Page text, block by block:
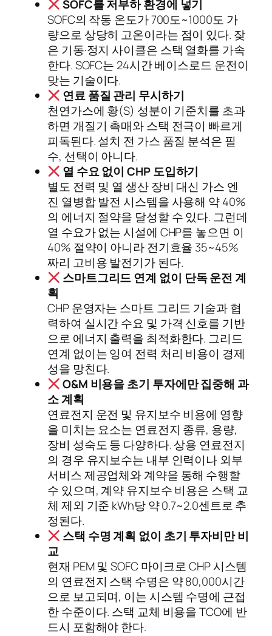
SOFC를 저부하 환경에 넣기
SOFC의 작동 온도가 700도~1000도 가
량으로 상당히 고온이라는 점이 있다. 잦
은 기동·정지 사이클은 스택 열화를 가속
한다. SOFC는 24시간 베이스로드 운전이
맞는 기술이다.
연료 품질 관리 무시하기
천연가스에 황(S) 성분이 기준치를 초과
하면 개질기 촉매와 스택 전극이 빠르게
피독된다. 설치 전 가스 품질 분석은 필
수, 선택이 아니다.
열 수요 없이 CHP 도입하기
별도 전력 및 열 생산 장비 대신 가스 엔
진 열병합 발전 시스템을 사용해 약 40%
의 에너지 절약을 달성할 수 있다. 그런데
열 수요가 없는 시설에 CHP를 놓으면 이
40% 절약이 아니라 전기효율 35~45%
짜리 고비용 발전기가 된다.
스마트그리드 연계 없이 단독 운전 계
획
CHP 운영자는 스마트 그리드 기술과 협
력하여 실시간 수요 및 가격 신호를 기반
으로 에너지 출력을 최적화한다. 그리드
연계 없이는 잉여 전력 처리 비용이 경제
성을 망친다.
O&M 비용을 초기 투자에만 집중해 과
소 계획
연료전지 운전 및 유지보수 비용에 영향
을 미치는 요소는 연료전지 종류, 용량,
장비 성숙도 등 다양하다. 상용 연료전지
의 경우 유지보수는 내부 인력이나 외부
서비스 제공업체와 계약을 통해 수행할
수 있으며, 계약 유지보수 비용은 스택 교
체 제외 기준 kWh당 약 0.7~2.0센트로 추
정된다.
스택 수명 계획 없이 초기 투자비만 비
교
현재 PEM 및 SOFC 마이크로 CHP 시스템
의 연료전지 스택 수명은 약 80,000시간
으로 보고되며, 이는 시스템 수명에 근접
한 수준이다. 스택 교체 비용을 TCO에 반
드시 포함해야 한다.